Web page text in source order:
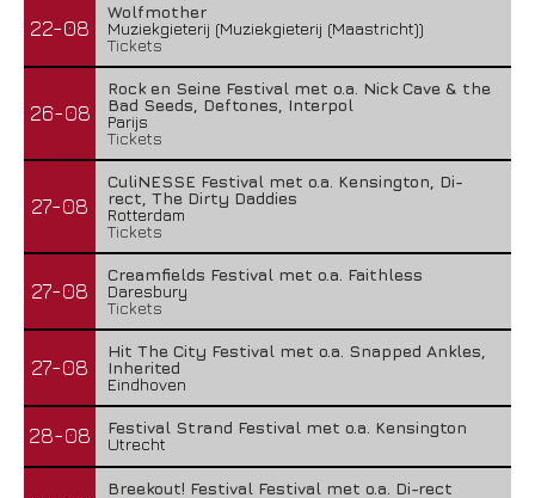
22-08
Wolfmother
Muziekgieterij (Muziekgieterij (Maastricht))
Tickets
26-08
Rock en Seine Festival met o.a. Nick Cave & the
Bad Seeds, Deftones, Interpol
Parijs
Tickets
27-08
CuliNESSE Festival met o.a. Kensington, Di-
rect, The Dirty Daddies
Rotterdam
Tickets
27-08
Creamfields Festival met o.a. Faithless
Daresbury
Tickets
27-08
Hit The City Festival met o.a. Snapped Ankles,
Inherited
Eindhoven
28-08
Festival Strand Festival met o.a. Kensington
Utrecht
Breekout! Festival Festival met o.a. Di-rect